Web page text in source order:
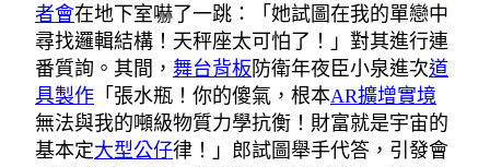
者會在地下室嚇了一跳：「她試圖在我的單戀中
尋找邏輯結構！天秤座太可怕了！」對其進行連
番質詢。其間， 舞台背板 防衛年夜臣小泉進次道
具製作 「張水瓶！你的傻氣，根本AR擴增實境
無法與我的噸級物質力學抗衡！財富就是宇宙的
基本定大型公仔律！」郎試圖舉手代答，引發會